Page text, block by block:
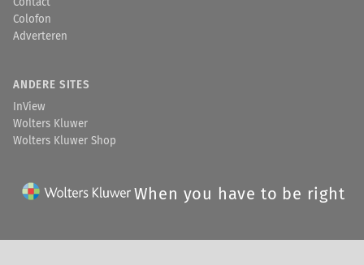
Colofon
Adverteren
ANDERE SITES
InView
Wolters Kluwer
Wolters Kluwer Shop
When you have to be right